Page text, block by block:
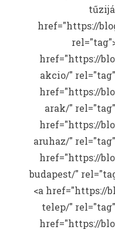
href="https://
href="https://
akcio/"
href="https://
arak/"
href="https://
aruhaz/"
href="https://
budapest/"
<a href="https://
telep/"
href="https://